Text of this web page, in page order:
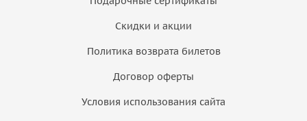
Скидки и акции
Политика возврата билетов
Договор оферты
Условия использования сайта